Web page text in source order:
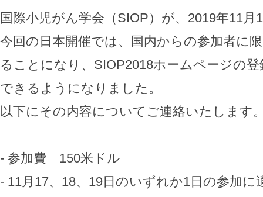
国際小児がん学会（SIOP）が、2019年11
今回の日本開催では、国内からの参加者に
ることになり、SIOP2018ホームページの
できるようになりました。
以下にその内容についてご連絡いたします
- 参加費 150米ドル
- 11月17、18、19日のいずれか1日の参加に